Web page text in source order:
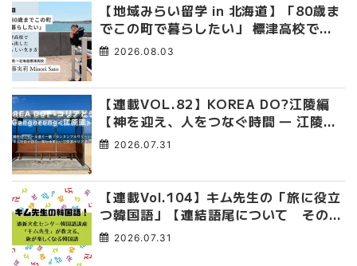
【地域みらい留学 in 北海道】「80歳ま
でこの町で暮らしたい」 標津高校で踏
み出した、私らしい生き方
2026.08.03
【連載VOL.82】KOREA DO?江陵編
【神を迎え、人をつなぐ時間 ― 江陵端
午祭 】
2026.07.31
【連載Vol.104】キム先生の「旅に役立
つ韓国語」【連結語尾について その
4】2026.07.31